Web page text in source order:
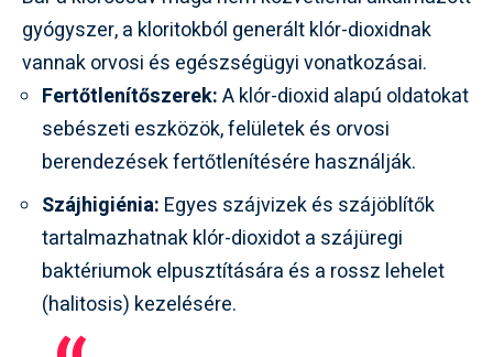
gyógyszer, a kloritokból generált klór-dioxidnak
vannak orvosi és egészségügyi vonatkozásai.
Fertőtlenítőszerek:A klór-dioxid alapú oldatokat
sebészeti eszközök, felületek és orvosi
berendezések fertőtlenítésére használják.
Szájhigiénia: Egyes szájvizek és szájöblítők
tartalmazhatnak klór-dioxidot a szájüregi
baktériumok elpusztítására és a rossz lehelet
(halitosis) kezelésére.